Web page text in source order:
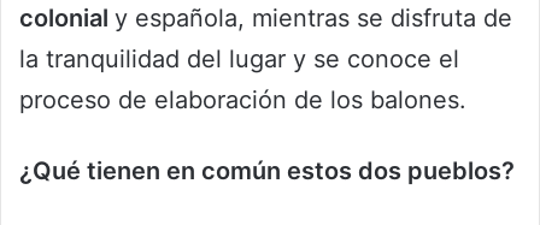
colonial y española, mientras se disfruta de
la tranquilidad del lugar y se conoce el
proceso de elaboración de los balones.
¿Qué tienen en común estos dos pueblos?